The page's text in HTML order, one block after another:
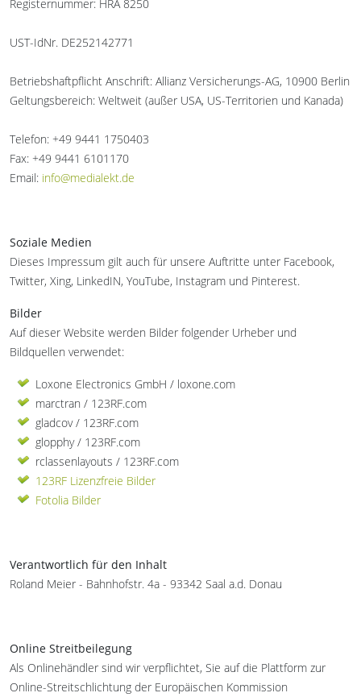
Registernummer: HRA 8250
UST-IdNr. DE252142771
Betriebshaftpflicht Anschrift: Allianz Versicherungs-AG, 10900 Berlin
Geltungsbereich: Weltweit (außer USA, US-Territorien und Kanada)
Telefon: +49 9441 1750403
Fax: +49 9441 6101170
Email: info@medialekt.de
Soziale Medien
Dieses Impressum gilt auch für unsere Auftritte unter Facebook,
Twitter, Xing, LinkedIN, YouTube, Instagram und Pinterest.
Bilder
Auf dieser Website werden Bilder folgender Urheber und
Bildquellen verwendet:
Loxone Electronics GmbH / loxone.com
marctran / 123RF.com
gladcov / 123RF.com
glopphy / 123RF.com
rclassenlayouts / 123RF.com
123RF Lizenzfreie Bilder
Fotolia Bilder
Verantwortlich für den Inhalt
Roland Meier - Bahnhofstr. 4a - 93342 Saal a.d. Donau
Online Streitbeilegung
Als Onlinehändler sind wir verpflichtet, Sie auf die Plattform zur
Online-Streitschlichtung der Europäischen Kommission